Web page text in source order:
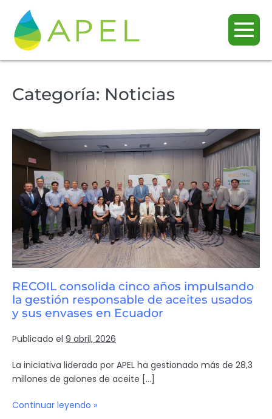
Categoría: Noticias
RECOIL consolida cinco años impulsando
la gestión responsable de aceites usados
y sus envases en Ecuador
Publicado el 9 abril, 2026
La iniciativa liderada por APEL ha gestionado más de 28,3
millones de galones de aceite […]
Continuar leyendo »